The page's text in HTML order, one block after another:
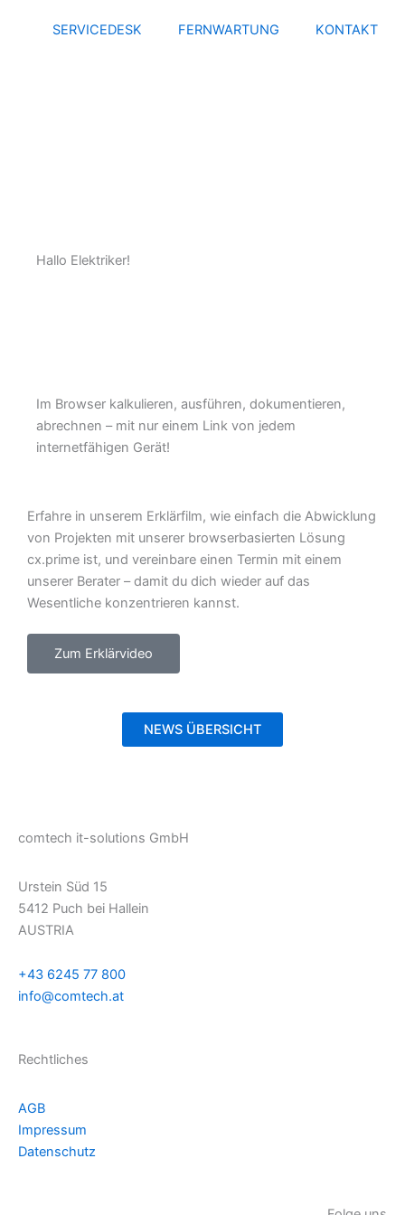
SERVICEDESK FERNWARTUNG KONTAKT
Hallo Elektriker!
Im Browser kalkulieren, ausführen, dokumentieren,
abrechnen – mit nur einem Link von jedem
internetfähigen Gerät!
Erfahre in unserem Erklärfilm, wie einfach die Abwicklung
von Projekten mit unserer browserbasierten Lösung
cx.prime ist, und vereinbare einen Termin mit einem
unserer Berater – damit du dich wieder auf das
Wesentliche konzentrieren kannst.
Zum Erklärvideo
NEWS ÜBERSICHT
comtech it-solutions GmbH
Urstein Süd 15
5412 Puch bei Hallein
AUSTRIA
+43 6245 77 800
info@comtech.at
Rechtliches
AGB
Impressum
Datenschutz